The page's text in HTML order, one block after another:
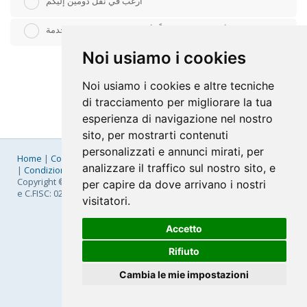
Noi usiamo i cookies
Noi usiamo i cookies e altre tecniche
di tracciamento per migliorare la tua
esperienza di navigazione nel nostro
sito, per mostrarti contenuti
personalizzati e annunci mirati, per
analizzare il traffico sul nostro sito, e
per capire da dove arrivano i nostri
visitatori.
Accetto
Rifiuto
Cambia le mie impostazioni
أملك دومين مسبقاً وأرغب بإستخدامه لهذه الخدمة
Home | Company| Listino Prezzi|Pagamenti|SLA|Privacy
| Condizioni Generali|Fatturazione Elettronica|Mappa
Copyright © 2026 FastNom Planetel S.p.A. - Divisione .Cloud - P.IVA
e C.FISC: 02831630161